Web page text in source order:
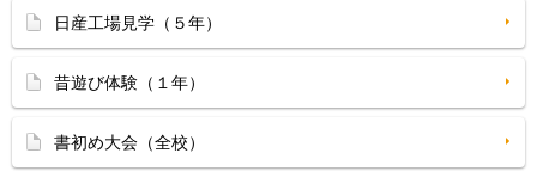
日産工場見学（５年）
昔遊び体験（１年）
書初め大会（全校）